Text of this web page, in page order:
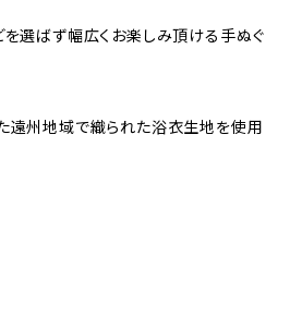
選ばず幅広くお楽しみ頂ける手ぬぐ
遠州地域で織られた浴衣生地を使用